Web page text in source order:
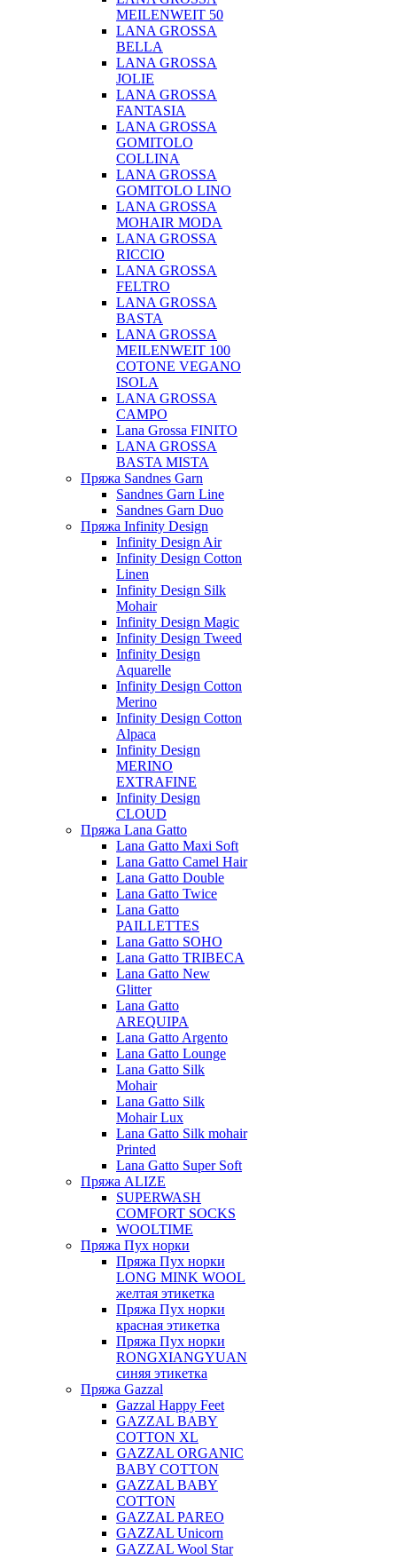
MEILENWEIT 50
LANA GROSSA
BELLA
LANA GROSSA
JOLIE
LANA GROSSA
FANTASIA
LANA GROSSA
GOMITOLO
COLLINA
LANA GROSSA
GOMITOLO LINO
LANA GROSSA
MOHAIR MODA
LANA GROSSA
RICCIO
LANA GROSSA
FELTRO
LANA GROSSA
BASTA
LANA GROSSA
MEILENWEIT 100
COTONE VEGANO
ISOLA
LANA GROSSA
CAMPO
Lana Grossa FINITO
LANA GROSSA
BASTA MISTA
Пряжа Sandnes Garn
Sandnes Garn Line
Sandnes Garn Duo
Пряжа Infinity Design
Infinity Design Air
Infinity Design Cotton
Linen
Infinity Design Silk
Mohair
Infinity Design Magic
Infinity Design Tweed
Infinity Design
Aquarelle
Infinity Design Cotton
Merino
Infinity Design Cotton
Alpaca
Infinity Design
MERINO
EXTRAFINE
Infinity Design
CLOUD
Пряжа Lana Gatto
Lana Gatto Maxi Soft
Lana Gatto Camel Hair
Lana Gatto Double
Lana Gatto Twice
Lana Gatto
PAILLETTES
Lana Gatto SOHO
Lana Gatto TRIBECA
Lana Gatto New
Glitter
Lana Gatto
AREQUIPA
Lana Gatto Argento
Lana Gatto Lounge
Lana Gatto Silk
Mohair
Lana Gatto Silk
Mohair Lux
Lana Gatto Silk mohair
Printed
Lana Gatto Super Soft
Пряжа ALIZE
SUPERWASH
COMFORT SOCKS
WOOLTIME
Пряжа Пух норки
Пряжа Пух норки
LONG MINK WOOL
желтая этикетка
Пряжа Пух норки
красная этикетка
Пряжа Пух норки
RONGXIANGYUAN
синяя этикетка
Пряжа Gazzal
Gazzal Happy Feet
GAZZAL BABY
COTTON XL
GAZZAL ORGANIC
BABY COTTON
GAZZAL BABY
COTTON
GAZZAL PAREO
GAZZAL Unicorn
GAZZAL Wool Star